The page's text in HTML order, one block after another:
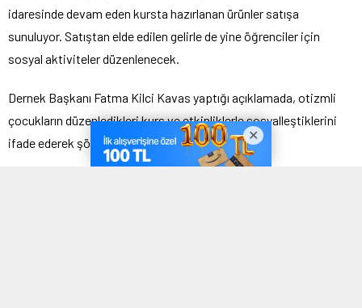
idaresinde devam eden kursta hazırlanan ürünler satışa
sunuluyor. Satıştan elde edilen gelirle de yine öğrenciler için
sosyal aktiviteler düzenlenecek.
Dernek Başkanı Fatma Kilci Kavas yaptığı açıklamada, otizmli
çocukların düzenledikleri kurs ve etkinliklerle sosyalleştiklerini
ifade ederek şöyle konuştu: